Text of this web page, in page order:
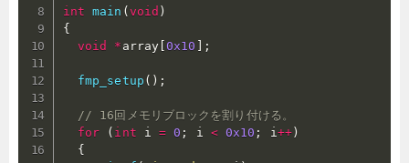
int main (void )
{
void
* array [0x10 ] ;
fmp_setup ( ) ;
// 16回メモリブロックを割り付ける。
for
( int i = 0 ; i < 0x10 ; i ++)
{